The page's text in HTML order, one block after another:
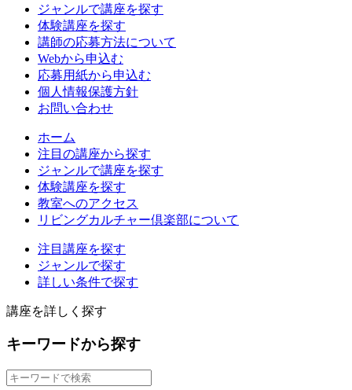
ジャンルで講座を探す
体験講座を探す
講師の応募方法について
Webから申込む
応募用紙から申込む
個人情報保護方針
お問い合わせ
ホーム
注目の講座から探す
ジャンルで講座を探す
体験講座を探す
教室へのアクセス
リビングカルチャー倶楽部について
注目講座を探す
ジャンルで探す
詳しい条件で探す
講座を詳しく探す
キーワードから探す